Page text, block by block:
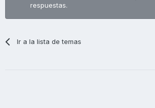
respuestas.
Ir a la lista de temas